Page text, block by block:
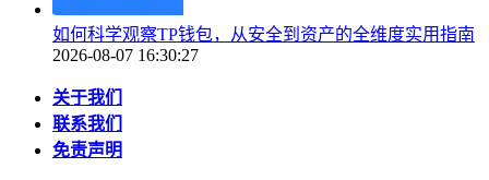
如何科学观察TP钱包，从安全到资产的全维度实用指南
2026-08-07 16:30:27
关于我们
联系我们
免责声明